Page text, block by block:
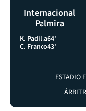
Internacional
Palmira
K. Padilla64'
C. Franco43'
ESTADIO